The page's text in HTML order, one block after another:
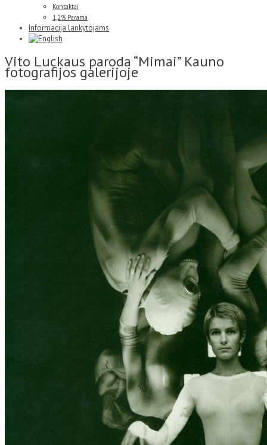
Kontaktai
1,2% Parama
Informacija lankytojams
Vito Luckaus paroda “Mimai” Kauno
fotografijos galerijoje